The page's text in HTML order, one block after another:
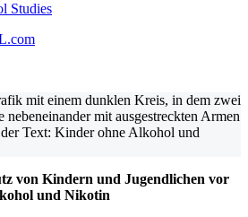
Studies
von Kindern und Jugendlichen vor
und Nikotin